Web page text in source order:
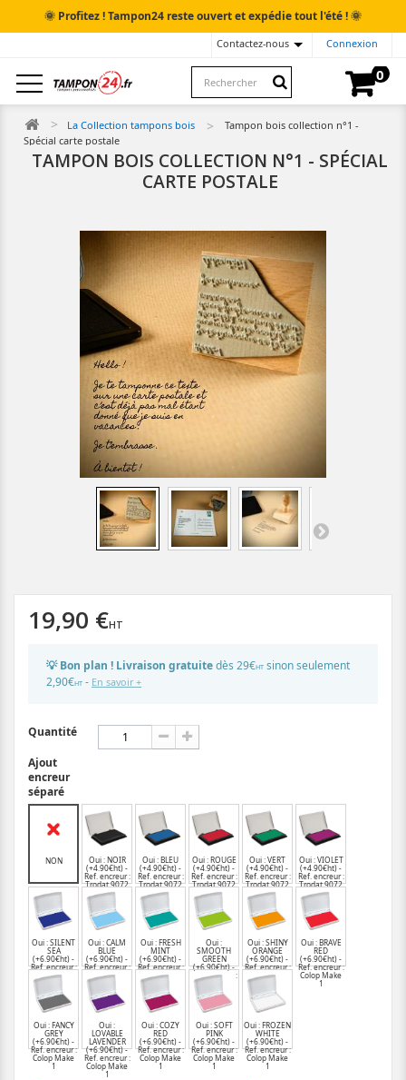
🌞 Profitez ! Tampon24 reste ouvert et expédie tout l'été !🌞
Connexion
Contactez-nous
0
La Collection tampons bois
Tampon bois collection n°1 -
Spécial carte postale
TAMPON BOIS COLLECTION N°1 - SPÉCIAL
CARTE POSTALE
19,90 €
💡 Bon plan ! Livraison gratuitedès 29€HT sinon seulement
2,90€HT - En savoir +
Quantité
Ajout
encreur
séparé
NON
Oui : NOIR
(+4.90€ht) -
Ref. encreur :
Trodat 9072
Oui : BLEU
(+4.90€ht) -
Ref. encreur :
Trodat 9072
Oui : ROUGE
(+4.90€ht) -
Ref. encreur :
Trodat 9072
Oui : VERT
(+4.90€ht) -
Ref. encreur :
Trodat 9072
Oui : VIOLET
(+4.90€ht) -
Ref. encreur :
Trodat 9072
Oui : SILENT
SEA
(+6.90€ht) -
Ref. encreur :
Colop Make
Oui : CALM
BLUE
(+6.90€ht) -
Ref. encreur :
Colop Make
Oui : FRESH
MINT
(+6.90€ht) -
Ref. encreur :
Colop Make
Oui :
SMOOTH
GREEN
(+6.90€ht) -
Ref. encreur :
Colop Make
1
Oui : SHINY
ORANGE
(+6.90€ht) -
Ref. encreur :
Colop Make
Oui : BRAVE
RED
(+6.90€ht) -
Ref. encreur :
Colop Make
1
Oui : FANCY
GREY
(+6.90€ht) -
Ref. encreur :
Colop Make
1
Oui :
LOVABLE
LAVENDER
(+6.90€ht) -
Ref. encreur :
Colop Make
1
Oui : COZY
RED
(+6.90€ht) -
Ref. encreur :
Colop Make
1
Oui : SOFT
PINK
(+6.90€ht) -
Ref. encreur :
Colop Make
1
Oui : FROZEN
WHITE
(+6.90€ht) -
Ref. encreur :
Colop Make
1